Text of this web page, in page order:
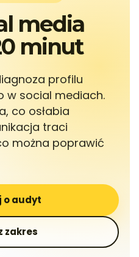
media
minut
profilu
w social mediach.
co osłabia
traci
można poprawić
o audyt
zakres